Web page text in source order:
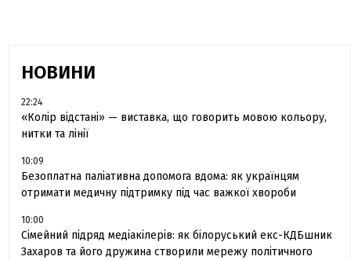
НОВИНИ
22:24
«Колір відстані» — виставка, що говорить мовою кольору,
нитки та лінії
10:09
Безоплатна паліативна допомога вдома: як українцям
отримати медичну підтримку під час важкої хвороби
10:00
Сімейний підряд медіакілерів: як білоруський екс-КДБшник
Захаров та його дружина створили мережу політичного